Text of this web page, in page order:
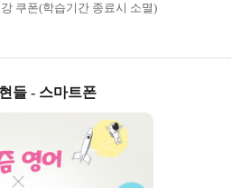
쿠폰(학습기간 종료시 소멸)
들 - 스마트폰